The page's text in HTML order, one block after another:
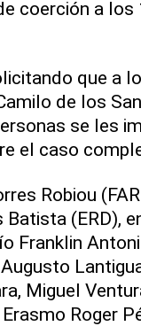
coerción a
que a
de los
se les
el caso
Robiou
Batista (ERD),
Franklin
Miguel
Roger